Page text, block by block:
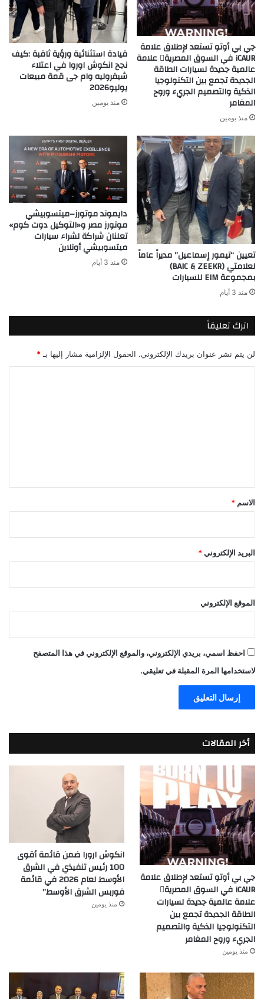
جي بي أوتو تستعد لإطلاق علامة
iCAUR في السوق المصرية علامة
عالمية جديدة لسيارات الطاقة
الجديدة تجمع بين التكنولوجيا
الذكية والتصميم الجريء وروح
المغامر
منذ يومين
قيادة استثنائية ورؤية ثاقبة :كيف
نجح انكوش اوروا في اعتلاء
شيفروليه وام جى قمة مبيعات
يوليو2026
منذ يومين
تعيين “تيمور إسماعيل” مديراً عاماً
لعلامتي (BAIC & ZEEKR)
بمجموعة EIM للسيارات
منذ 3 أيام
دايموند موتورز–ميتسوبيشي
موتورز مصر و«التوكيل دوت كوم»
تعلنان شراكة لشراء سيارات
ميتسوبيشي أونلاين
منذ 3 أيام
اترك تعليقاً
لن يتم نشر عنوان بريدك الإلكتروني. الحقول الإلزامية مشار إليها بـ *
*
الاسم *
البريد الإلكتروني *
الموقع الإلكتروني
احفظ اسمي، بريدي الإلكتروني، والموقع الإلكتروني في هذا المتصفح
لاستخدامها المرة المقبلة في تعليقي.
أخر المقالات
جي بي أوتو تستعد لإطلاق علامة
iCAUR في السوق المصرية
علامة عالمية جديدة لسيارات
الطاقة الجديدة تجمع بين
التكنولوجيا الذكية والتصميم
الجريء وروح المغامر
منذ يومين
انكوش ارورا ضمن قائمة أقوى
100 رئيس تنفيذي في الشرق
الأوسط لعام 2026 في قائمة
فوربس الشرق الأوسط”
منذ يومين